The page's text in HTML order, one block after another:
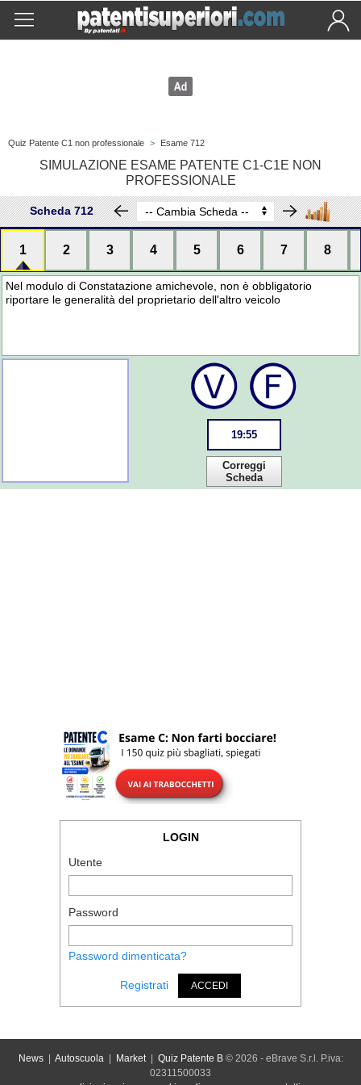
Quiz Patente C1 non professionale > Esame 712
SIMULAZIONE ESAME PATENTE C1-C1E NON
PROFESSIONALE
Scheda 712
1 2 3 4 5 6 7 8
Nel modulo di Constatazione amichevole, non è obbligatorio
riportare le generalità del proprietario dell'altro veicolo
19:55
Correggi
Scheda
LOGIN
Utente
Password
Password dimenticata?
Registrati ACCEDI
News| Autoscuola| Market| Quiz Patente B© 2026 - eBrave S.r.l. P.iva:
02311500033